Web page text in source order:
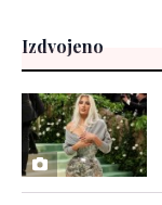
Izdvojeno